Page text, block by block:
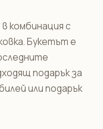
комбинация с
Букетът е
подарък за
или подарък